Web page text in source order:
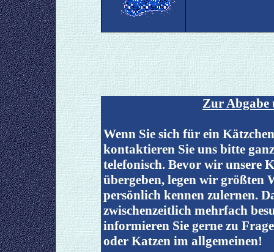
Zur Abgabe
Wenn Sie sich für ein
kontaktieren Sie uns bitte
telefonisch. Bevor wir unsere
übergeben, legen wir größten
persönlich kennen zulernen.
zwischenzeitlich mehrfach
informieren Sie gerne zu
oder Katzen im allgemeinen!